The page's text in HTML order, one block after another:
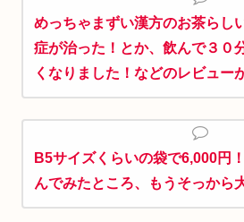
めっちゃまずい漢方のお茶らし
症が治った！とか、飲んで３０
くなりました！などのレビュー
B5サイズくらいの袋で6,000円
んでみたところ、もうそっから